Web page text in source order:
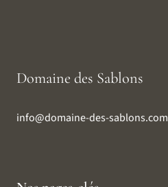
Domaine des Sablons
info@domaine-des-sablons.com